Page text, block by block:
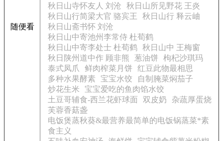
随便看
秋日山寺怀友人 刘沧
秋日山所见野花 王炎
秋日山行简梁大官 骆宾王
秋日山行 释云岫
秋日山斋书怀 刘沧
秋日山中寄池州李常侍 杜荀鹤
秋日山中寄李处士 杜荀鹤 秋日山中 王梅窗
秋日陕州道中作 顾非熊
葱油饼
枸杞沙琪玛
泰式凤爪
鲜肉榨菜月饼
红豆此物最相思
多种水果酵素
宝宝水饺
自制腌菜焖茄子
炒花生米
宝宝爱吃的鱼肉馅水饺
土豆哥辅食-西兰花虾球面
双皮奶
杂蔬厚蛋烧
芙蓉香菇盏
电饭煲蒸秋葵&最营养最简单的电饭锅蒸菜*素
食主义